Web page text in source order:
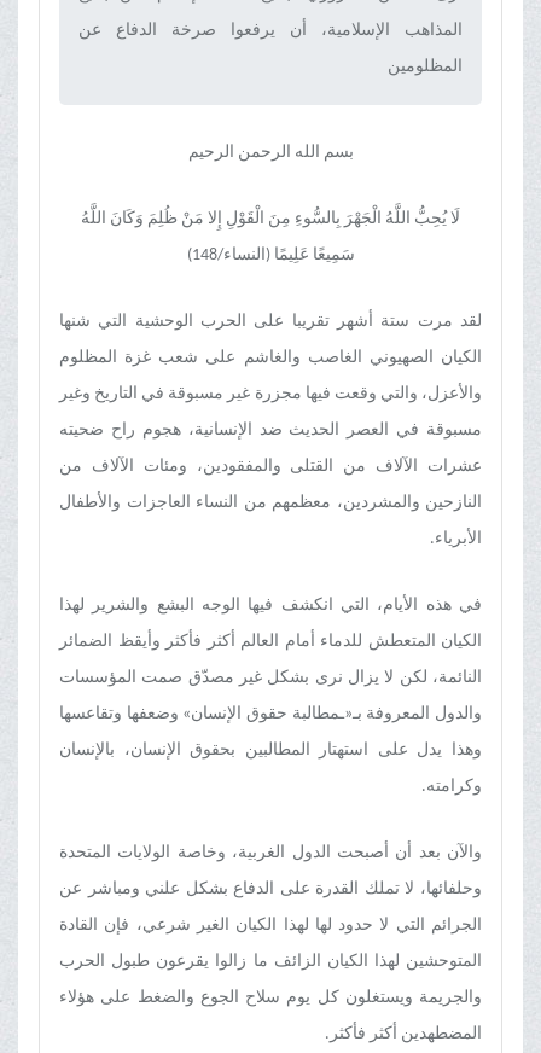
المذاهب الإسلامية، أن يرفعوا صرخة الدفاع عن
المظلومين‌
بسم الله الرحمن الرحیم
لَا يُحِبُّ اللَّهُ الْجَهْرَ بِالسُّوءِ مِنَ الْقَوْلِ إِلا مَنْ ظُلِمَ وَكَانَ اللَّهُ
سَمِيعًا عَلِيمًا (النساء/148)
لقد مرت ستة أشهر تقريبا على الحرب الوحشية التي شنها
الكيان الصهيوني الغاصب والغاشم على شعب غزة المظلوم
والأعزل، والتي وقعت فيها مجزرة غير مسبوقة في التاريخ وغير
مسبوقة في العصر الحديث ضد الإنسانية، هجوم راح ضحيته
عشرات الآلاف من القتلى والمفقودين، ومئات الآلاف من
النازحين والمشردين، معظمهم من النساء العاجزات والأطفال
الأبرياء.
في هذه الأيام، التي انکشف فيها الوجه البشع والشرير لهذا
الکیان المتعطش للدماء أمام العالم أكثر فأكثر وأيقظ الضمائر
النائمة، لكن لا يزال نری بشکل غیر مصدّق صمت المؤسسات
والدول المعروفة بـ«ـمطالبة حقوق الإنسان» وضعفها وتقاعسها
وهذا يدل على استهتار المطالبين بحقوق الإنسان، بالإنسان
وكرامته.
والآن بعد أن أصبحت الدول الغربية، وخاصة الولايات المتحدة
وحلفائها، لا تملك القدرة على الدفاع بشكل علني ومباشر عن
الجرائم التي لا حدود لها لهذا الکیان الغير شرعي، فإن القادة
المتوحشين لهذا الکیان الزائف ما زالوا يقرعون طبول الحرب
والجريمة ویستغلون كل يوم سلاح الجوع والضغط على هؤلاء
المضطهدين أکثر فأکثر.